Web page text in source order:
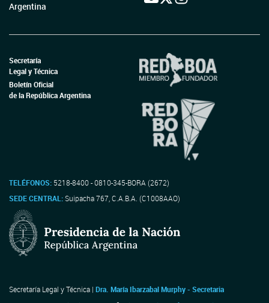
Argentina
Secretaría
Legal y Técnica
Boletín Oficial
de la República Argentina
TELÉFONOS: 5218-8400 - 0810-345-BORA (2672)
SEDE CENTRAL:Suipacha 767, C.A.B.A. (C1008AAO)
Secretaría Legal y Técnica | Dra. María Ibarzabal Murphy - Secretaria